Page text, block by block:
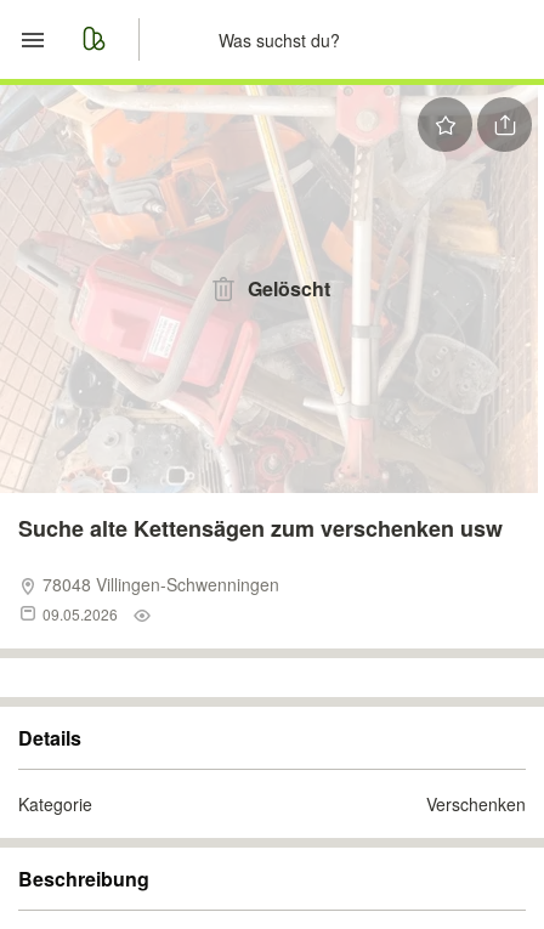
Start
Merkliste
Nachrichten
Anzeige aufgebenGelöscht
Suche alte Kettensägen zum verschenken usw
78048 Villingen-Schwenningen
09.05.2026
Details
Kategorie Verschenken
Beschreibung